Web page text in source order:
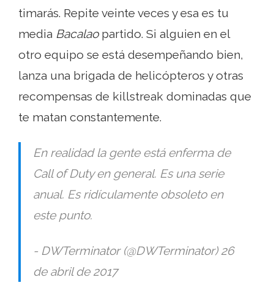
timarás. Repite veinte veces y esa es tu
media Bacalaopartido. Si alguien en el
otro equipo se está desempeñando bien,
lanza una brigada de helicópteros y otras
recompensas de killstreak dominadas que
te matan constantemente.
En realidad la gente está enferma de
Call of Duty en general. Es una serie
anual. Es ridículamente obsoleto en
este punto.
- DWTerminator (@DWTerminator) 26
de abril de 2017